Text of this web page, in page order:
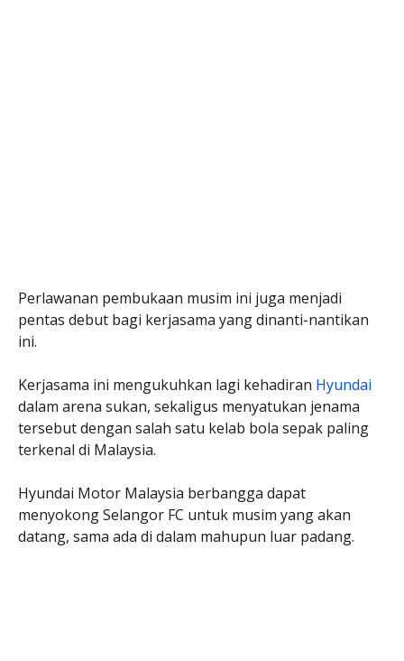
Perlawanan pembukaan musim ini juga menjadi
pentas debut bagi kerjasama yang dinanti-nantikan
ini.
Kerjasama ini mengukuhkan lagi kehadiran Hyundai
dalam arena sukan, sekaligus menyatukan jenama
tersebut dengan salah satu kelab bola sepak paling
terkenal di Malaysia.
Hyundai Motor Malaysia berbangga dapat
menyokong Selangor FC untuk musim yang akan
datang, sama ada di dalam mahupun luar padang.